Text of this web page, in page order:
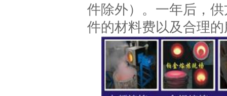
件除外）。一年后，
件的材料费以及合理